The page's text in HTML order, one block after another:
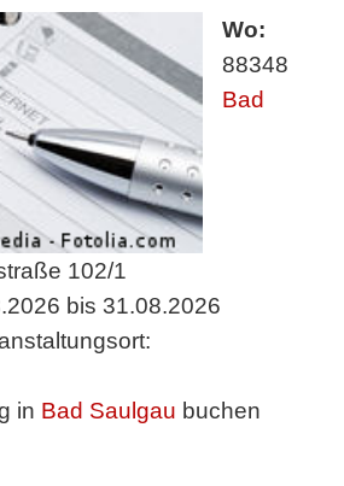
Wo:
88348
Bad
102/1
bis 31.08.2026
in Bad Saulgau buchen